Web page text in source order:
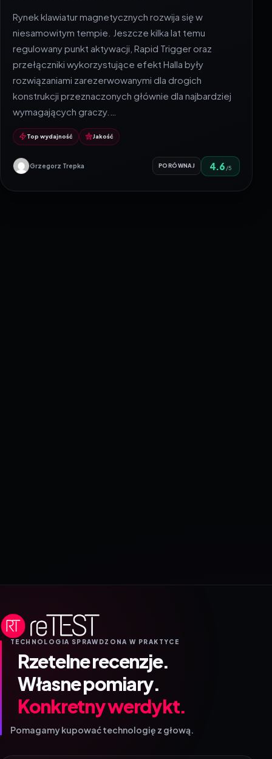
Rynek klawiatur magnetycznych rozwija się w
niesamowitym tempie. Jeszcze kilka lat temu
regulowany punkt aktywacji, Rapid Trigger oraz
przełączniki wykorzystujące efekt Halla były
rozwiązaniami zarezerwowanymi dla drogich
konstrukcji przeznaczonych głównie dla najbardziej
wymagających graczy.…
Top wydajność Jakość
Grzegorz Trepka PORÓWNAJ 4.6 /5
TECHNOLOGIA SPRAWDZONA W PRAKTYCE
Rzetelne recenzje.
Własne pomiary.
Konkretny werdykt.
Pomagamy kupować technologię z głową.